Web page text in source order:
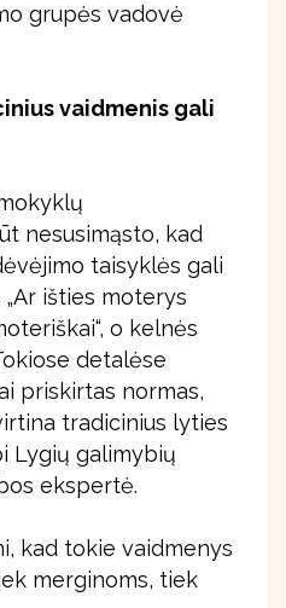
grupės vadovė
vaidmenis gali
nesusimąsto, kad
taisyklės gali
išties moterys
o kelnės
detalėse
priskirtas normas,
tradicinius lyties
Lygių galimybių
ekspertė.
kad tokie vaidmenys
merginoms, tiek